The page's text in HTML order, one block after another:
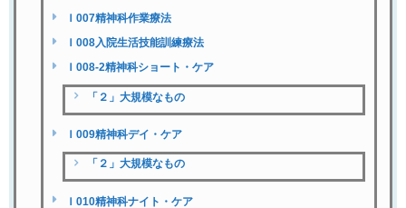
Ｉ007精神科作業療法
Ｉ008入院生活技能訓練療法
Ｉ008-2精神科ショート・ケア
「２」大規模なもの
Ｉ009精神科デイ・ケア
「２」大規模なもの
Ｉ010精神科ナイト・ケア